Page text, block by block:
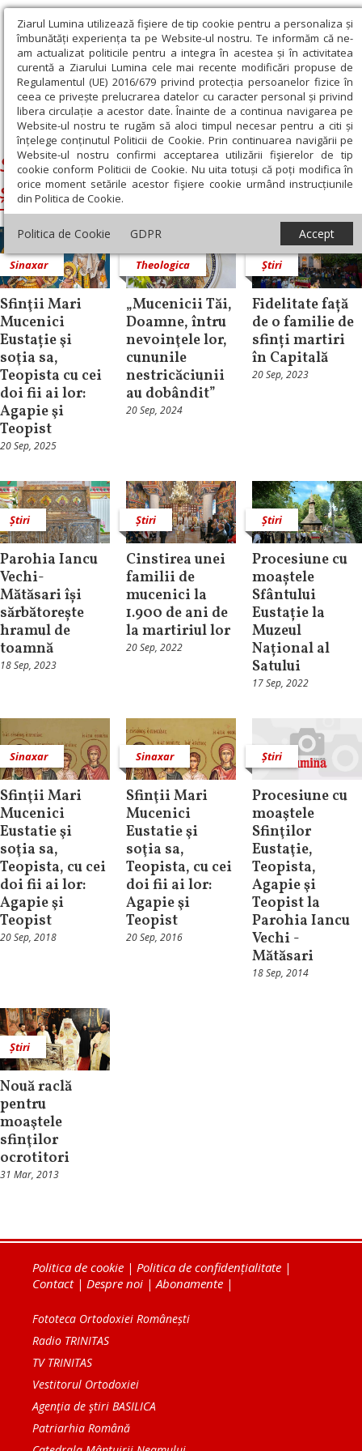
Ziarul Lumina utilizează fişiere de tip cookie pentru a personaliza și
îmbunătăți experiența ta pe Website-ul nostru. Te informăm că ne-
am actualizat politicile pentru a integra în acestea și în activitatea
curentă a Ziarului Lumina cele mai recente modificări propuse de
Regulamentul (UE) 2016/679 privind protecția persoanelor fizice în
ceea ce privește prelucrarea datelor cu caracter personal și privind
libera circulație a acestor date. Înainte de a continua navigarea pe
Website-ul nostru te rugăm să aloci timpul necesar pentru a citi și
înțelege conținutul Politicii de Cookie. Prin continuarea navigării pe
Website-ul nostru confirmi acceptarea utilizării fişierelor de tip
cookie conform Politicii de Cookie. Nu uita totuși că poți modifica în
orice moment setările acestor fişiere cookie urmând instrucțiunile
din Politica de Cookie.
Politica de Cookie GDPR Accept
Ziarul Lumina › Sfinții Eustație,Teopista și fiii lor Agapie și Teopist
Sfinții Eustație,Teopista și fiii lor Agapie
și Teopist
Sinaxar
Sfinţii Mari
Mucenici
Eustație şi
soţia sa,
Teopista cu cei
doi fii ai lor:
Agapie şi
Teopist
20 Sep, 2025
Theologica
„Mucenicii Tăi,
Doamne, întru
nevoinţele lor,
cununile
nestricăciunii
au dobândit”
20 Sep, 2024
Știri
Fidelitate față
de o familie de
sfinți martiri
în Capitală
20 Sep, 2023
Știri
Parohia Iancu
Vechi-
Mătăsari își
sărbătorește
hramul de
toamnă
18 Sep, 2023
Știri
Cinstirea unei
familii de
mucenici la
1.900 de ani de
la martiriul lor
20 Sep, 2022
Știri
Procesiune cu
moaștele
Sfântului
Eustație la
Muzeul
Național al
Satului
17 Sep, 2022
Sinaxar
Sfinţii Mari
Mucenici
Eustatie şi
soţia sa,
Teopista, cu cei
doi fii ai lor:
Agapie şi
Teopist
20 Sep, 2018
Sinaxar
Sfinţii Mari
Mucenici
Eustatie şi
soţia sa,
Teopista, cu cei
doi fii ai lor:
Agapie şi
Teopist
20 Sep, 2016
Știri
Procesiune cu
moaştele
Sfinţilor
Eustaţie,
Teopista,
Agapie şi
Teopist la
Parohia Iancu
Vechi -
Mătăsari
18 Sep, 2014
Știri
Nouă raclă
pentru
moaştele
sfinţilor
ocrotitori
31 Mar, 2013
Politica de cookie | Politica de confidențialitate |
Contact| Despre noi | Abonamente |
Fototeca Ortodoxiei Românești
Radio TRINITAS
TV TRINITAS
Vestitorul Ortodoxiei
Agenţia de ştiri BASILICA
Patriarhia Română